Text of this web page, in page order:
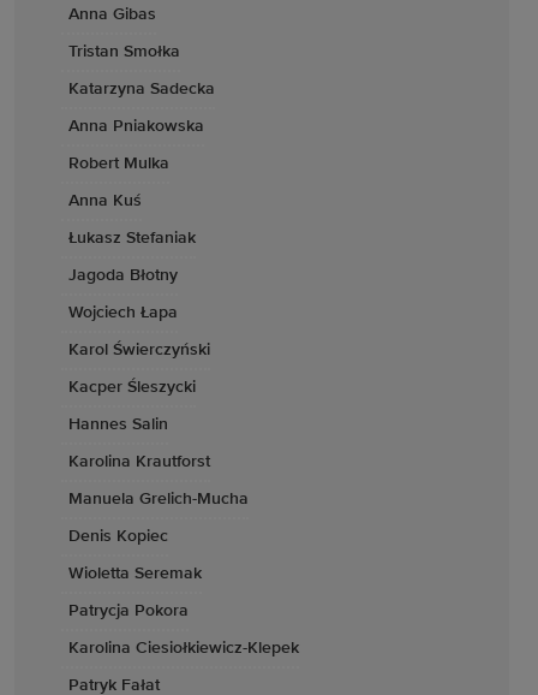
Anna Gibas
Tristan Smołka
Katarzyna Sadecka
Anna Pniakowska
Robert Mulka
Anna Kuś
Łukasz Stefaniak
Jagoda Błotny
Wojciech Łapa
Karol Świerczyński
Kacper Śleszycki
Hannes Salin
Karolina Krautforst
Manuela Grelich-Mucha
Denis Kopiec
Wioletta Seremak
Patrycja Pokora
Karolina Ciesiołkiewicz-Klepek
Patryk Fałat